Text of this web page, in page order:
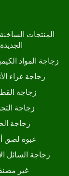
المنتجات
الجديدة
زجاجة المواد
زجاجة غراء
زجاجة
زجاجة
زجاجة
عبوة لصق
زجاجة السائل
غير